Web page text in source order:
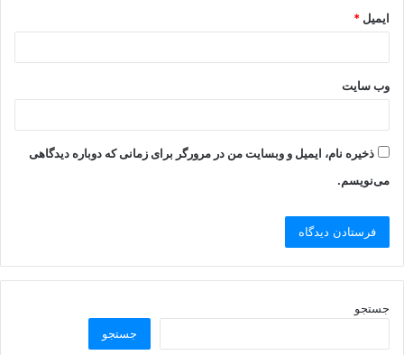
ایمیل *
وب‌ سایت
ذخیره نام، ایمیل و وبسایت من در مرورگر برای زمانی که دوباره دیدگاهی
می‌نویسم.
جستجو
جستجو